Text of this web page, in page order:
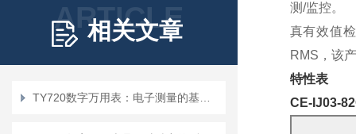
ARTICLE
相关文章
测/监控。
真有效值
RMS，该
特性表
CE-IJ03-